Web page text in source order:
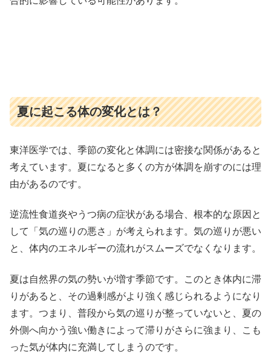
夏に起こる体の変化とは？
東洋医学では、季節の変化と体調には密接な関係があると
考えています。夏になると多くの方が体調を崩すのには理
由があるのです。
逆流性食道炎やうつ病の症状がある場合、根本的な原因と
して「気の巡りの悪さ」が考えられます。気の巡りが悪い
と、体内のエネルギーの流れがスムーズでなくなります。
夏は自然界の気の勢いが増す季節です。このとき体内に滞
りがあると、その過剰感がより強く感じられるようになり
ます。つまり、普段から気の巡りが整っていないと、夏の
外側へ向かう強い働きによって滞りがさらに強まり、こも
った気が体内に充満してしまうのです。